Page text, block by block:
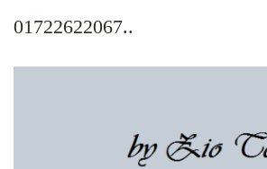
01722622067..